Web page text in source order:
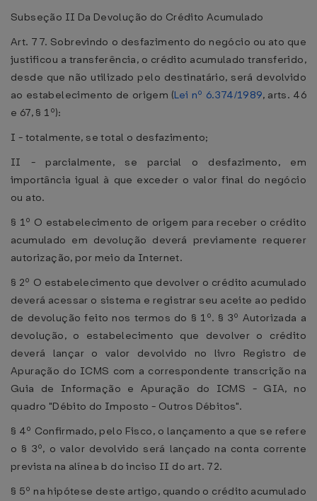
Subseção II Da Devolução do Crédito Acumulado
Art. 77. Sobrevindo o desfazimento do negócio ou ato que
justificou a transferência, o crédito acumulado transferido,
desde que não utilizado pelo destinatário, será devolvido
ao estabelecimento de origem (Lei nº 6.374/1989, arts. 46
e 67, § 1º):
I - totalmente, se total o desfazimento;
II - parcialmente, se parcial o desfazimento, em
importância igual à que exceder o valor final do negócio
ou ato.
§ 1º O estabelecimento de origem para receber o crédito
acumulado em devolução deverá previamente requerer
autorização, por meio da Internet.
§ 2º O estabelecimento que devolver o crédito acumulado
deverá acessar o sistema e registrar seu aceite ao pedido
de devolução feito nos termos do § 1º. § 3º Autorizada a
devolução, o estabelecimento que devolver o crédito
deverá lançar o valor devolvido no livro Registro de
Apuração do ICMS com a correspondente transcrição na
Guia de Informação e Apuração do ICMS - GIA, no
quadro "Débito do Imposto - Outros Débitos".
§ 4º Confirmado, pelo Fisco, o lançamento a que se refere
o § 3º, o valor devolvido será lançado na conta corrente
prevista na alínea b do inciso II do art. 72.
§ 5º na hipótese deste artigo, quando o crédito acumulado